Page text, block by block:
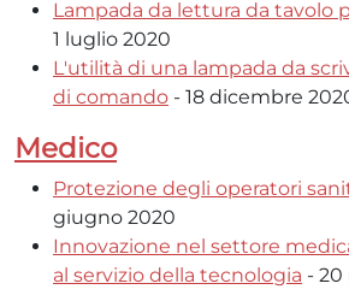
Lampada da lettura da tavolo
1 luglio 2020
L'utilità di una lampada da
di comando - 18 dicembre
Medico
Protezione degli operatori
giugno 2020
Innovazione nel settore
al servizio della tecnologia - 20